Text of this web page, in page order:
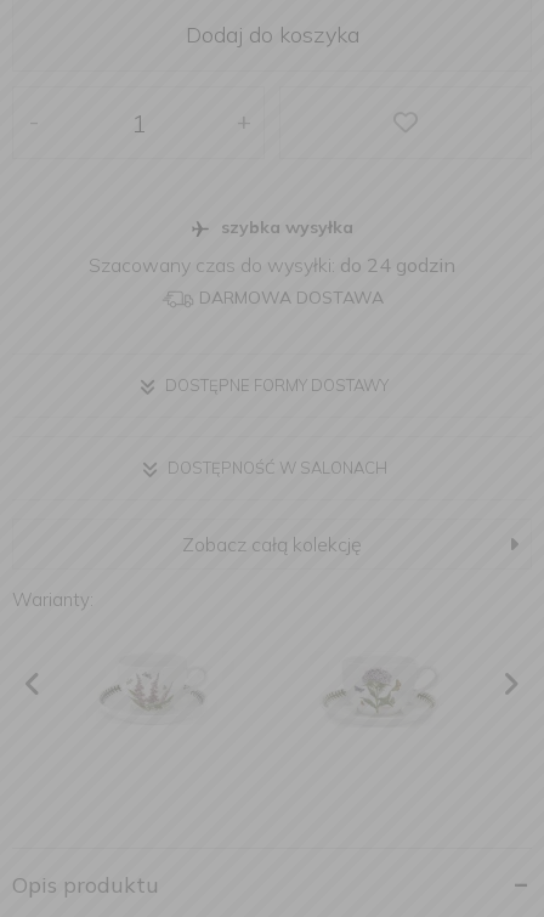
Dodaj do koszyka
+
szybka wysyłka
Szacowany czas do wysyłki: do 24 godzin
DARMOWA DOSTAWA
DOSTĘPNE FORMY DOSTAWY
DOSTĘPNOŚĆ W SALONACH
Zobacz całą kolekcję
Warianty:
Opis produktu